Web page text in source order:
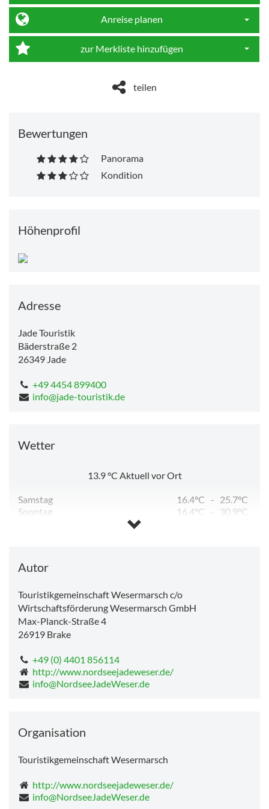
Anreise planen
zur Merkliste hinzufügen
teilen
Bewertungen
Panorama
Kondition
Höhenprofil
Adresse
Jade Touristik
Bäderstraße 2
26349 Jade
+49 4454 899400
info@jade-touristik.de
Wetter
13.9°C Aktuell vor Ort
Samstag 16.4°C - 25.7°C
Sonntag
16.4°C -
30.9°C
Autor
Touristikgemeinschaft Wesermarsch c/o
Wirtschaftsförderung Wesermarsch GmbH
Max-Planck-Straße 4
26919 Brake
+49 (0) 4401 856114
http://www.nordseejadeweser.de/
info@NordseeJadeWeser.de
Organisation
Touristikgemeinschaft Wesermarsch
http://www.nordseejadeweser.de/
info@NordseeJadeWeser.de